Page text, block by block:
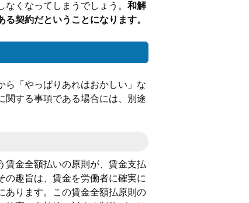
くなってしまうでしょう。 和解
契約だということになります。
ら「やっぱりあれはおかしい」な
関する事項である場合には、別途
賃金全額払いの原則が、賃金支払
の趣旨は、賃金を労働者に確実に
あります。この賃金全額払原則の